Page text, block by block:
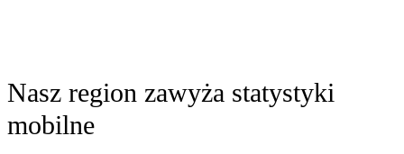
Nasz region zawyża statystyki
mobilne